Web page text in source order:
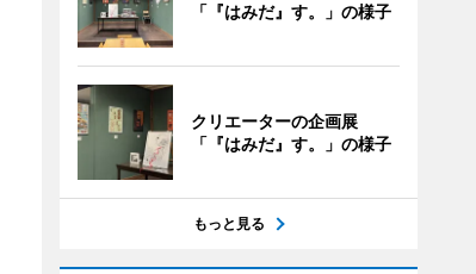
「『はみだ』す。」の様子
クリエーターの企画展
「『はみだ』す。」の様子
もっと見る